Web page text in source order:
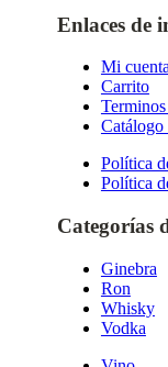
Enlaces de
Mi
Carrito
Política
Política
Categorías
Ginebra
Ron
Whisky
Vodka